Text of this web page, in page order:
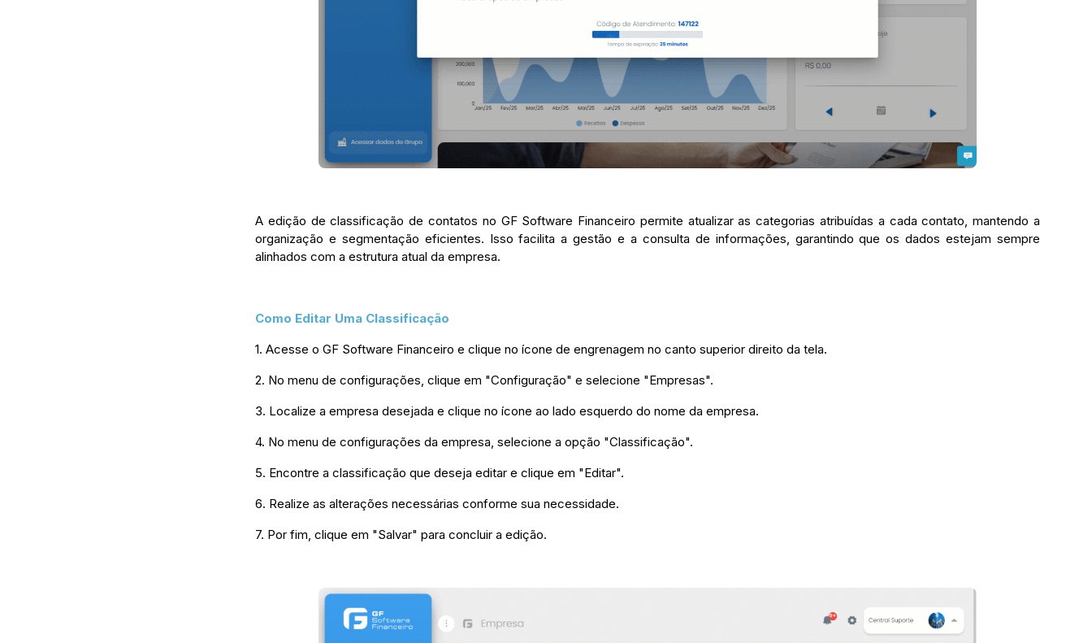
A edição de classificação de contatos no GF Software Financeiro permite atualizar as categorias atribuídas a cada contato, mantendo a
organização e segmentação eficientes. Isso facilita a gestão e a consulta de informações, garantindo que os dados estejam sempre
alinhados com a estrutura atual da empresa.
Como Editar Uma Classificação
1. Acesse o GF Software Financeiro e clique no ícone de engrenagem no canto superior direito da tela.
2. No menu de configurações, clique em "Configuração" e selecione "Empresas".
3. Localize a empresa desejada e clique no ícone ao lado esquerdo do nome da empresa.
4. No menu de configurações da empresa, selecione a opção "Classificação".
5. Encontre a classificação que deseja editar e clique em "Editar".
6. Realize as alterações necessárias conforme sua necessidade.
7. Por fim, clique em "Salvar" para concluir a edição.